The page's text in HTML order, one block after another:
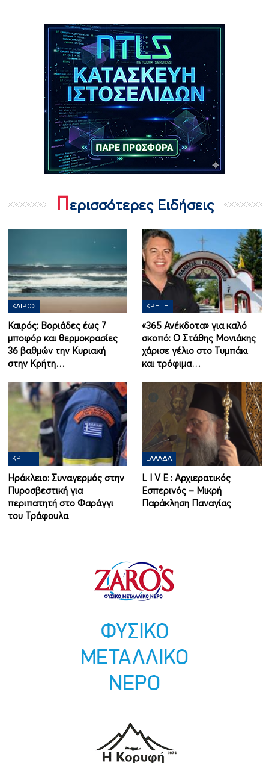
Περισσότερες Ειδήσεις
ΚΑΙΡΌΣ
Καιρός: Βοριάδες έως 7
μποφόρ και θερμοκρασίες
36 βαθμών την Κυριακή
στην Κρήτη…
ΚΡΉΤΗ
«365 Ανέκδοτα» για καλό
σκοπό: Ο Στάθης Μονιάκης
χάρισε γέλιο στο Τυμπάκι
και τρόφιμα…
ΚΡΉΤΗ
Ηράκλειο: Συναγερμός στην
Πυροσβεστική για
περιπατητή στο Φαράγγι
του Τράφουλα
ΕΛΛΆΔΑ
L I V Ε : Αρχιερατικός
Εσπερινός – Μικρή
Παράκληση Παναγίας